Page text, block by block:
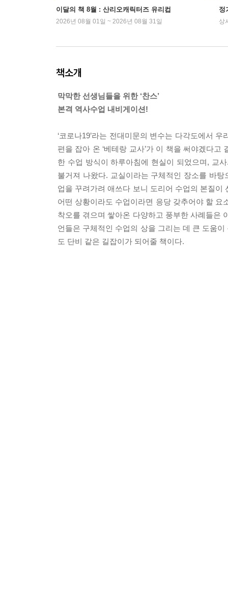
이달의 책 8월 : 산리오캐릭터즈 유리컵
2026년 08월 01일 ~ 2026년 08월 31일
정
상
책소개
막막한 선생님들을 위한 ‘찬스’
본격 역사수업 내비게이션!
‘코로나19’라는 전대미문의 변수는 다각도에서
편을 잡아 온 ‘베테랑 교사’가 이 책을 써야겠다
한 수업 방식이 하루아침에 현실이 되었으며, 교
불거져 나왔다. 교실이라는 구체적인 장소를 바
업을 꾸려가려 애쓰다 보니 도리어 수업의 본질
어떤 상황이라도 수업이라면 응당 갖추어야 할
착오를 겪으며 쌓아온 다양하고 풍부한 사례들은
언들은 구체적인 수업의 상을 그리는 데 큰 도움
도 단비 같은 길잡이가 되어줄 책이다.